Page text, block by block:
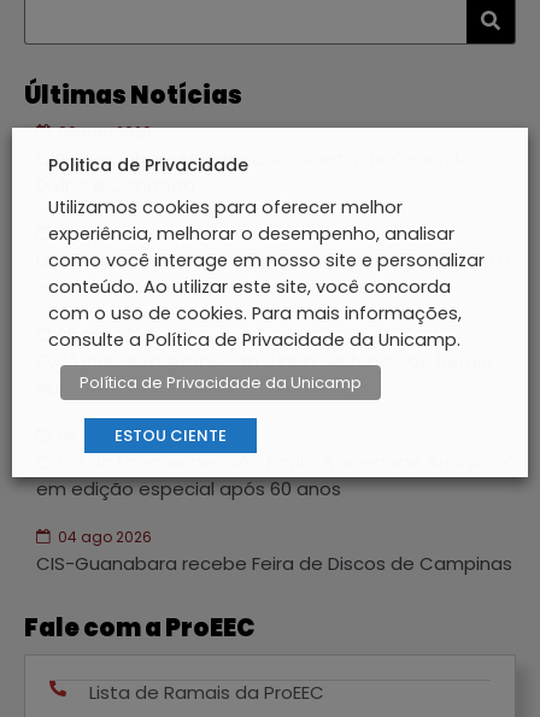
Últimas Notícias
06 ago 2026
CIS-Guanabara recebe aula aberta de Caixa do
06 ago 2026
Unicamp é a primeira universidade estadual paulista
em classificados para o JUBs Nacional
05 ago 2026
GAIA inaugura exposição “Linha de fuga”, de Sérgio
Augusto Porto
05 ago 2026
Casa do Lago exibe “São Paulo, Sociedade Anônima”
em edição especial após 60 anos
04 ago 2026
CIS-Guanabara recebe Feira de Discos de Campinas
Fale com a ProEEC
Lista de Ramais da ProEEC
Politica de Privacidade
Utilizamos cookies para oferecer melhor
experiência, melhorar o desempenho, analisar
como você interage em nosso site e personalizar
conteúdo. Ao utilizar este site, você concorda
com o uso de cookies. Para mais informações,
consulte a Política de Privacidade da Unicamp.
Política de Privacidade da Unicamp
ESTOU CIENTE